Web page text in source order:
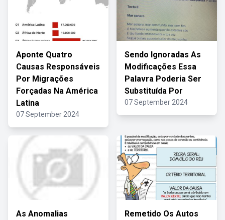
Aponte Quatro
Causas Responsáveis
Por Migrações
Forçadas Na América
Latina
07 September 2024
Sendo Ignoradas As
Modificações Essa
Palavra Poderia Ser
Substituída Por
07 September 2024
As Anomalias Remetido Os Autos